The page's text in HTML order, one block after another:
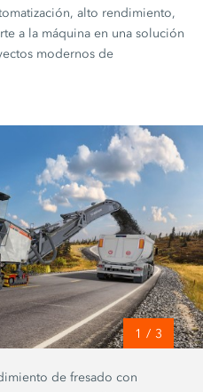
alto rendimiento,
a la máquina en una solución
modernos de
1 / 3
de fresado con